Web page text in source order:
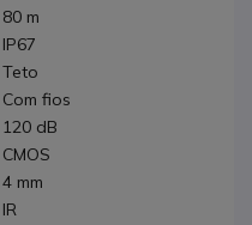
80 m
IP67
Teto
Com fios
120 dB
CMOS
4 mm
IR